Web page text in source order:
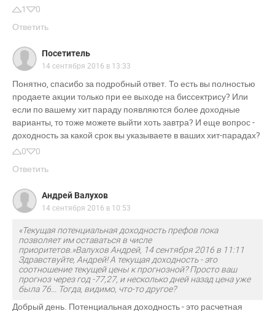
1
0
Ответить
Посетитель
14 сентября 2016 в 13:33
Понятно, спасибо за подробный ответ. То есть вы полностью
продаете акции только при ее выходе на биссектрису? Или
если по вашему хит параду появляются более доходные
варианты, то тоже можете выйти хоть завтра? И еще вопрос -
доходность за какой срок вы указываете в ваших хит-парадах?
0
0
Ответить
Андрей Валухов
14 сентября 2016 в 10:53
«Текущая потенциальная доходность префов пока
позволяет им оставаться в числе
приоритетов.»Валухов Андрей, 14 сентября 2016 в 11:11
Здравствуйте, Андрей! А текущая доходность - это
соотношение текущей цены к прогнозной? Просто ваш
прогноз через год -77,27, и несколько дней назад цена уже
была 76... Тогда, видимо, что-то другое?
Добрый день. Потенциальная доходность - это расчетная